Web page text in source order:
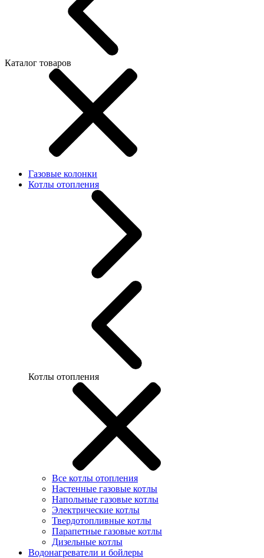
Каталог товаров
Газовые колонки
Котлы отопления
Котлы отопления
Все котлы отопления
Настенные газовые котлы
Напольные газовые котлы
Электрические котлы
Твердотопливные котлы
Парапетные газовые котлы
Дизельные котлы
Водонагреватели и бойлеры